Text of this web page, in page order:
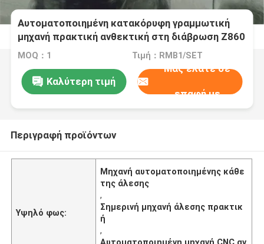
Αυτοματοποιημένη κατακόρυφη γραμμωτική
μηχανή πρακτική ανθεκτική στη διάβρωση Z860
MOQ：1 Τιμή：RMB1/SET
Καλύτερη τιμή
Μας ελάτε σε
επαφή με
Περιγραφή προϊόντων
Υψηλό φως:
Μηχανή αυτοματοποιημένης κάθε
της άλεσης
,
Σημερινή μηχανή άλεσης πρακτικ
ή
,
Αυτοματοποιημένη μηχανή CNC αν